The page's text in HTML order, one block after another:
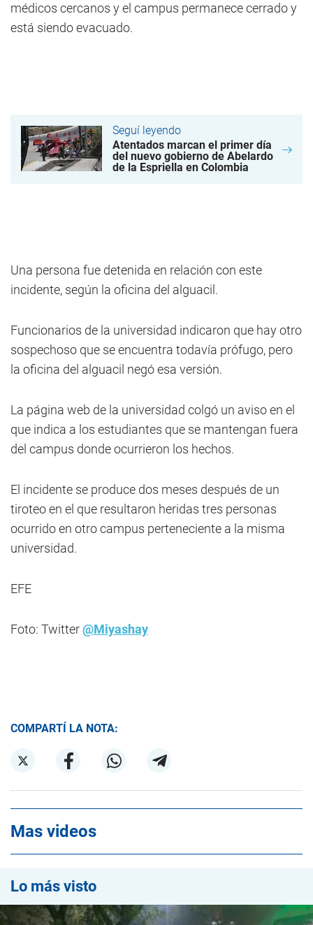
médicos cercanos y el campus permanece cerrado y
está siendo evacuado.
Seguí leyendo
Atentados marcan el primer día
del nuevo gobierno de Abelardo
de la Espriella en Colombia
Una persona fue detenida en relación con este
incidente, según la oficina del alguacil.
Funcionarios de la universidad indicaron que hay otro
sospechoso que se encuentra todavía prófugo, pero
la oficina del alguacil negó esa versión.
La página web de la universidad colgó un aviso en el
que indica a los estudiantes que se mantengan fuera
del campus donde ocurrieron los hechos.
El incidente se produce dos meses después de un
tiroteo en el que resultaron heridas tres personas
ocurrido en otro campus perteneciente a la misma
universidad.
EFE
Foto: Twitter@Miyashay
COMPARTÍ LA NOTA:
Mas videos
Lo más visto